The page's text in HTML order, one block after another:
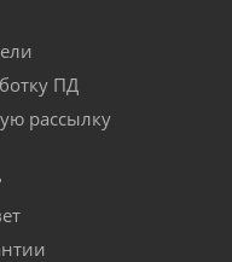
ПД
рассылку